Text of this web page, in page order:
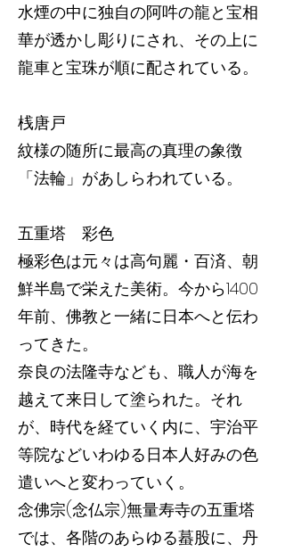
水煙の中に独自の阿吽の龍と宝相
華が透かし彫りにされ、その上に
龍車と宝珠が順に配されている。
桟唐戸
紋様の随所に最高の真理の象徴
「法輪」があしらわれている。
五重塔 彩色
極彩色は元々は高句麗・百済、朝
鮮半島で栄えた美術。今から1400
年前、佛教と一緒に日本へと伝わ
ってきた。
奈良の法隆寺なども、職人が海を
越えて来日して塗られた。それ
が、時代を経ていく内に、宇治平
等院などいわゆる日本人好みの色
遣いへと変わっていく。
念佛宗(念仏宗)無量寿寺の五重塔
では、各階のあらゆる蟇股に、丹